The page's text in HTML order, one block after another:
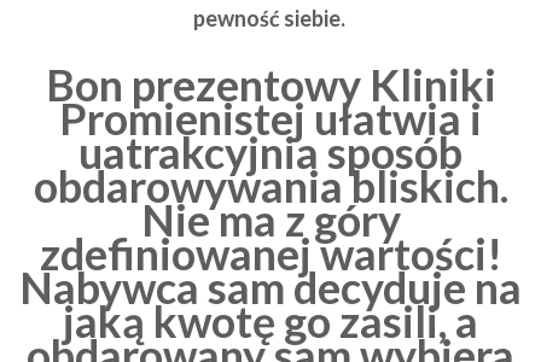
pewność siebie.
Bon prezentowy Kliniki
Promienistej ułatwia i
uatrakcyjnia sposób
obdarowywania bliskich.
Nie ma z góry
zdefiniowanej wartości!
Nabywca sam decyduje na
jaką kwotę go zasili, a